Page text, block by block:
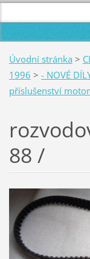
Úvodní stránka >
1996 > - NOVÉ
příslušenství
88 /